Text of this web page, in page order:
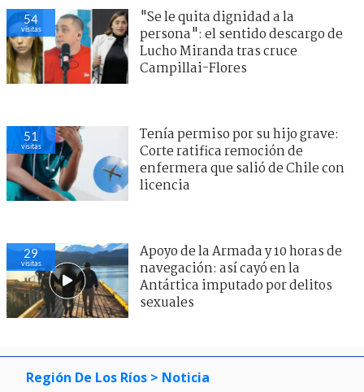
54
visitas
"Se le quita dignidad a la
persona": el sentido descargo de
Lucho Miranda tras cruce
Campillai-Flores
51
visitas
Tenía permiso por su hijo grave:
Corte ratifica remoción de
enfermera que salió de Chile con
licencia
29
visitas
Apoyo de la Armada y 10 horas de
navegación: así cayó en la
Antártica imputado por delitos
sexuales
Región De Los Ríos > Noticia